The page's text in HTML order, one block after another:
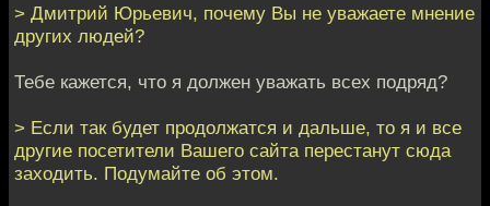
> Дмитрий Юрьевич, почему Вы не уважаете мнение
других людей?
Тебе кажется, что я должен уважать всех подряд?
> Если так будет продолжатся и дальше, то я и все
другие посетители Вашего сайта перестанут сюда
заходить. Подумайте об этом.